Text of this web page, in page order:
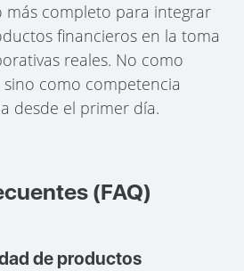
más completo para integrar
financieros en la toma
reales. No como
sino como competencia
desde el primer día.
(FAQ)
de productos